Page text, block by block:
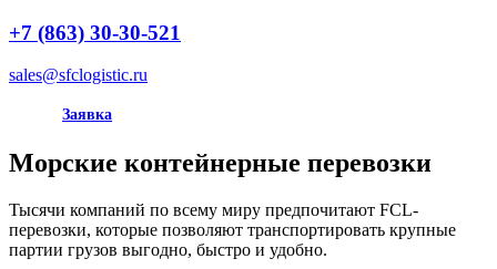
+7 (863) 30-30-521
sales@sfclogistic.ru
Заявка
Морские контейнерные перевозки
Тысячи компаний по всему миру предпочитают FCL-
перевозки, которые позволяют транспортировать крупные
партии грузов выгодно, быстро и удобно.